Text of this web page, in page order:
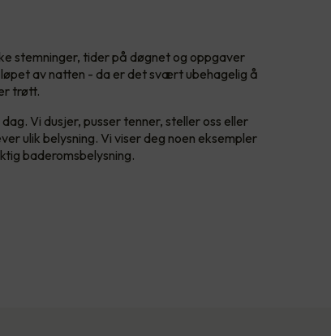
stemninger, tider på døgnet og oppgaver
av natten - da er det svært ubehagelig å
trøtt.
Vi dusjer, pusser tenner, steller oss eller
ulik belysning. Vi viser deg noen eksempler
baderomsbelysning.